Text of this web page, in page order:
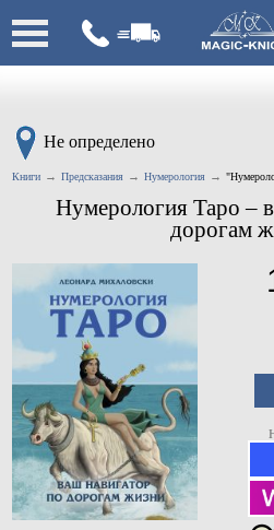
Не определено
Книги Предсказания Нумерология
Нумерология Таро –
дорогам